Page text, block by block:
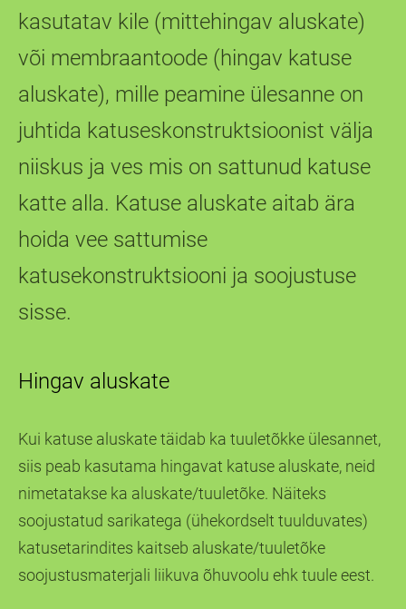
kasutatav kile (mittehingav aluskate)
või membraantoode (hingav katuse
aluskate), mille peamine ülesanne on
juhtida katuseskonstruktsioonist välja
niiskus ja ves mis on sattunud katuse
katte alla. Katuse aluskate aitab ära
hoida vee sattumise
katusekonstruktsiooni ja soojustuse
sisse.
Hingav aluskate
Kui katuse aluskate täidab ka tuuletõkke ülesannet,
siis peab kasutama hingavat katuse aluskate, neid
nimetatakse ka aluskate/tuuletõke. Näiteks
soojustatud sarikatega (ühekordselt tuulduvates)
katusetarindites kaitseb aluskate/tuuletõke
soojustusmaterjali liikuva õhuvoolu ehk tuule eest.